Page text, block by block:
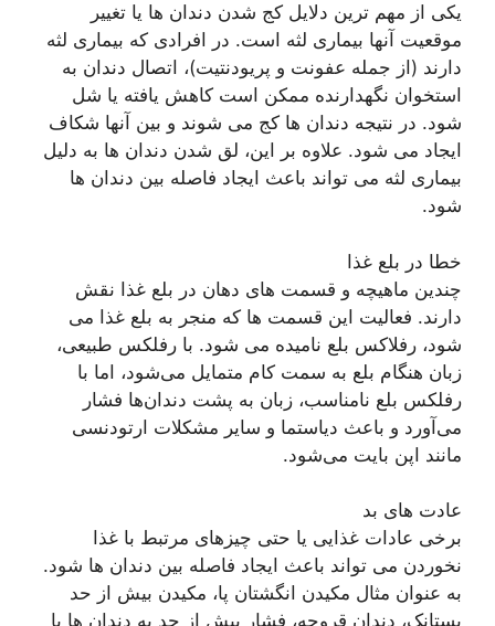
یکی از مهم ترین دلایل کج شدن دندان ها یا تغییر
موقعیت آنها بیماری لثه است. در افرادی که بیماری لثه
دارند (از جمله عفونت و پریودنتیت)، اتصال دندان به
استخوان نگهدارنده ممکن است کاهش یافته یا شل
شود. در نتیجه دندان ها کج می شوند و بین آنها شکاف
ایجاد می شود. علاوه بر این، لق شدن دندان ها به دلیل
بیماری لثه می تواند باعث ایجاد فاصله بین دندان ها
شود.
خطا در بلع غذا
چندین ماهیچه و قسمت های دهان در بلع غذا نقش
دارند. فعالیت این قسمت ها که منجر به بلع غذا می
شود، رفلاکس بلع نامیده می شود. با رفلکس طبیعی،
زبان هنگام بلع به سمت کام متمایل می‌شود، اما با
رفلکس بلع نامناسب، زبان به پشت دندان‌ها فشار
می‌آورد و باعث دیاستما و سایر مشکلات ارتودنسی
مانند اپن بایت می‌شود.
عادت های بد
برخی عادات غذایی یا حتی چیزهای مرتبط با غذا
نخوردن می تواند باعث ایجاد فاصله بین دندان ها شود.
به عنوان مثال مکیدن انگشتان پا، مکیدن بیش از حد
پستانک، دندان قروچه، فشار بیش از حد به دندان ها با